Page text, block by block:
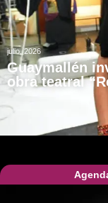
julio, 2026
Guaymallén
obra teatral